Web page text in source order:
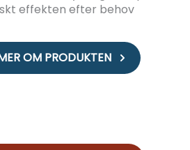
effekten efter behov
OM PRODUKTEN